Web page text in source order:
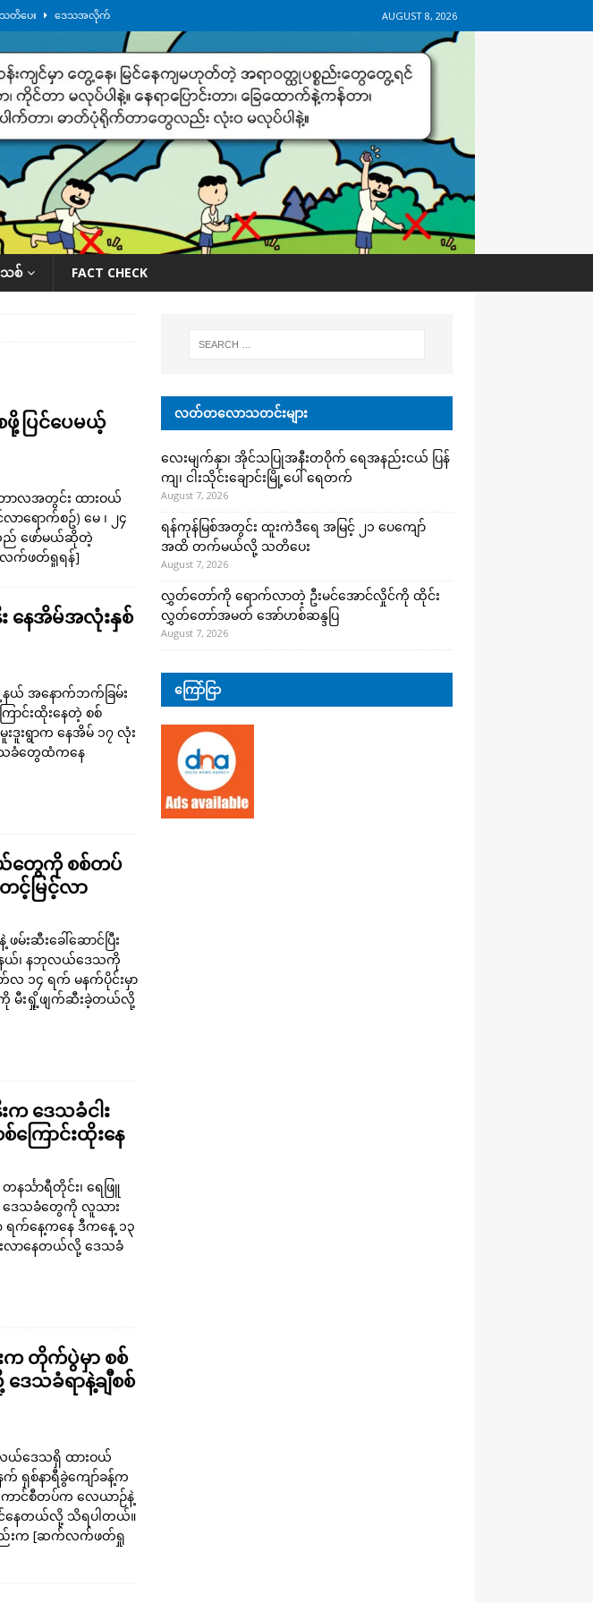
တိပေး ဒေသအလိုက်
ော်ဟစ်ဆန္ဒပြ
က်ရှိ ဒေသအလိုက် သတင်း
းနဲ့မျောပါသေဆုံး
ာင်းမြို့ပေါ် ရေတက်
AUGUST 8, 2026
သစ် FACT CHECK
ဖို့ပြင်ပေမယ့်
င်ဘာလအတွင်း ထားဝယ်
ာရောက်စဥ်) မေ ၊ ၂၄
ထည် ဖော်မယ်ဆိုတဲ့
က်ဖတ်ရှုရန်]
နေအိမ်အလုံးနှစ်
နယ် အနောက်ဘက်ခြမ်း
ာင်းထိုးနေတဲ့ စစ်
ဒူးရွာက နေအိမ် ၁၇ လုံး
ခံတွေထံကနေ
ယ်တွေကို စစ်တပ်
င့်မြင့်လာ
းဆီးခေါ်ဆောင်ပြီး
ြို့နယ်၊ နဘုလယ်ဒေသကို
လ ၁၄ ရက် မနက်ပိုင်းမှာ
ကို မီးရှို့ဖျက်ဆီးခဲ့တယ်လို့
က ဒေသခံငါး
ြောင်းထိုးနေ
နင်္သာရီတိုင်း၊ ရေဖြူ
ဒေသခံတွေကို လူသား
ရက်နေ့ကနေ ဒီကနေ့ ၁၃
းလာနေတယ်လို့ ဒေသခံ
က တိုက်ပွဲမှာ စစ်
ေသခံရာနဲ့ချီစစ်
လယ်ဒေသရှိ ထားဝယ်
က် ရှစ်နာရီခွဲကျော်ခန့်က
ာင်စီတပ်က လေယာဉ်နဲ့
င်နေတယ်လို့ သိရပါတယ်။
းက [ဆက်လက်ဖတ်ရှု
လတ်တလောသတင်းများ
လေးမျက်နှာ၊ အိုင်သပြုအနီးတဝိုက် ရေအနည်းငယ် ပြန်
ကျ၊ ငါးသိုင်းချောင်းမြို့ပေါ် ရေတက်
August 7, 2026
ရန်ကုန်မြစ်အတွင်း ထူးကဲဒီရေ အ​မြင့် ၂၁ ပေကျော်
အထိ တက်မယ်လို့ သတိပေး
August 7, 2026
လွှတ်တော်ကို ရောက်လာတဲ့ ဦးမင်အောင်လှိုင်ကို ထိုင်း
လွှတ်တော်အမတ် အော်ဟစ်ဆန္ဒပြ
August 7, 2026
ကြော်ငြာ